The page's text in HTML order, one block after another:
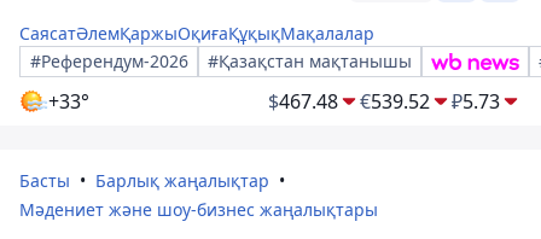
СаясатӘлемҚаржыОқиғаҚұқықМақалалар
#Референдум-2026
#Қазақстан мақтанышы
+33° $467.48 €539.52 ₽5.73
Басты
Барлық жаңалықтар
Мәдениет және шоу-бизнес жаңалықтары